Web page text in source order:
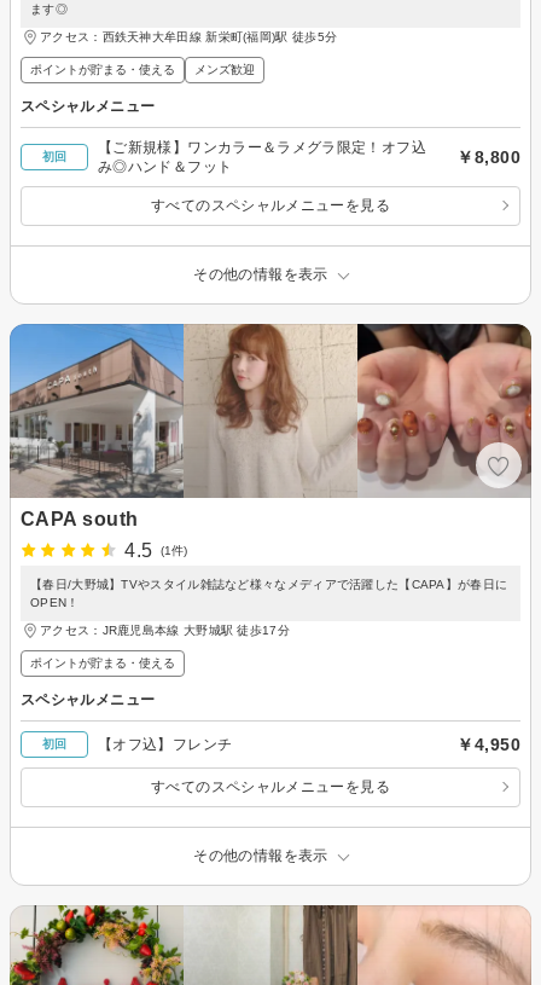
ます◎
アクセス：西鉄天神大牟田線 新栄町(福岡)駅 徒歩5分
ポイントが貯まる・使える メンズ歓迎
スペシャルメニュー
初回
【ご新規様】ワンカラー＆ラメグラ限定！オフ込
み◎ハンド＆フット
￥8,800
すべてのスペシャルメニューを見る
その他の情報を表示
CAPA south
4.5
(1件)
【春日/大野城】TVやスタイル雑誌など様々なメディアで活躍した【CAPA】が春日に
OPEN！
アクセス：JR鹿児島本線 大野城駅 徒歩17分
ポイントが貯まる・使える
スペシャルメニュー
初回 【オフ込】フレンチ ￥4,950
すべてのスペシャルメニューを見る
その他の情報を表示